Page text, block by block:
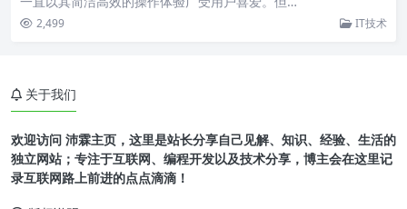
2,499 IT技术
关于我们
欢迎访问 沛霖主页，这里是站长分享自己见解、知识、经验、生活的
独立网站；专注于互联网、编程开发以及技术分享，博主会在这里记
录互联网路上前进的点点滴滴！